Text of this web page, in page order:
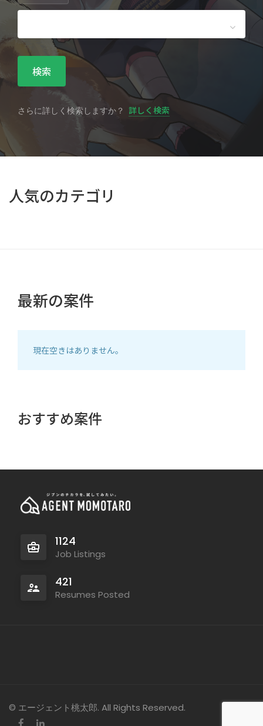
検索
さらに詳しく検索しますか？ 詳しく検索
人気のカテゴリ
最新の案件
現在空きはありません。
おすすめ案件
1124
Job Listings
421
Resumes Posted
© エージェント桃太郎. All Rights Reserved.